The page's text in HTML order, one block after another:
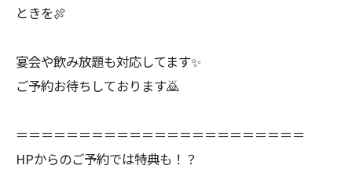
ときを🍖
宴会や飲み放題も対応してます✨
ご予約お待ちしております🙇
＝＝＝＝＝＝＝＝＝＝＝＝＝＝＝＝＝＝＝＝＝＝＝
HPからのご予約では特典も！？